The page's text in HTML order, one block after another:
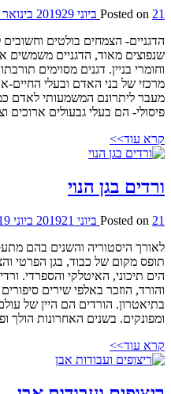
Posted on 21 ביוני 2019 29 בינואר 2020
הדגניים- הצמחים בולטים
שנפוצים מאוד, הדגניים
וחומרי בניין. דגנים מסוימים
מרכזי של בני האדם ובעלי החיים-
מעבר ליתרונם המשמעותי לאדם
פיסולי- הם בעלי גבעולים ארוכים
קרא עוד>>
ורדים בגן הנוי
Posted on 21 ביוני 2019 21 ביוני 2019
לאורך היסטוריה והשנים בהם
תופס מקום של כבוד, בגן הפרטי
הים תיכוני, האיטלקי והספרדי.
והורד, הוזכר באלפי שירים
בתיאטרון. הורדים הם היין של
ומפונקים. בשנים האחרונות הולך
קרא עוד>>